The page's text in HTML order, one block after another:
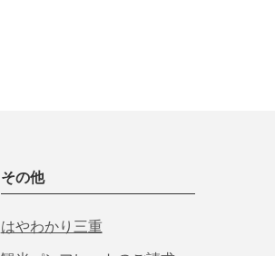
その他
はやわかり三重